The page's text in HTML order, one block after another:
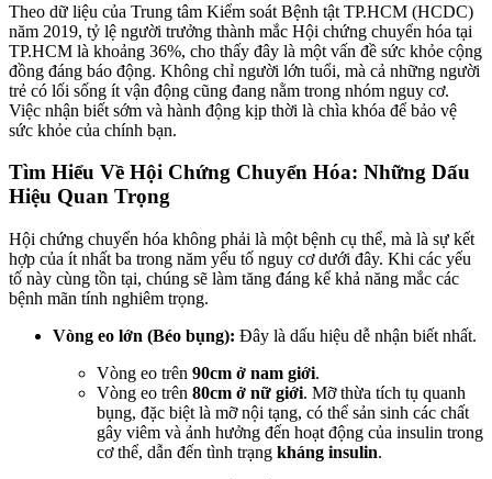
Theo dữ liệu của Trung tâm Kiểm soát Bệnh tật TP.HCM (HCDC)
năm 2019, tỷ lệ người trưởng thành mắc Hội chứng chuyển hóa tại
TP.HCM là khoảng 36%, cho thấy đây là một vấn đề sức khỏe cộng
đồng đáng báo động. Không chỉ người lớn tuổi, mà cả những người
trẻ có lối sống ít vận động cũng đang nằm trong nhóm nguy cơ.
Việc nhận biết sớm và hành động kịp thời là chìa khóa để bảo vệ
sức khỏe của chính bạn.
Tìm Hiểu Về Hội Chứng Chuyển Hóa: Những Dấu
Hiệu Quan Trọng
Hội chứng chuyển hóa không phải là một bệnh cụ thể, mà là sự kết
hợp của ít nhất ba trong năm yếu tố nguy cơ dưới đây. Khi các yếu
tố này cùng tồn tại, chúng sẽ làm tăng đáng kể khả năng mắc các
bệnh mãn tính nghiêm trọng.
Vòng eo lớn (Béo bụng): Đây là dấu hiệu dễ nhận biết nhất.
Vòng eo trên 90cm ở nam giới.
Vòng eo trên 80cm ở nữ giới. Mỡ thừa tích tụ quanh
bụng, đặc biệt là mỡ nội tạng, có thể sản sinh các chất
gây viêm và ảnh hưởng đến hoạt động của insulin trong
cơ thể, dẫn đến tình trạng kháng insulin.